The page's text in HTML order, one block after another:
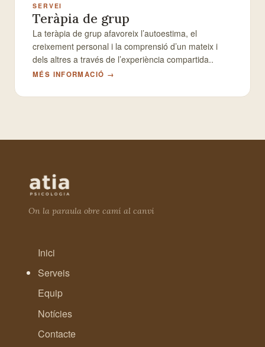
SERVEI
Teràpia de grup
La teràpia de grup afavoreix l’autoestima, el
creixement personal i la comprensió d’un mateix i
dels altres a través de l’experiència compartida..
MÉS INFORMACIÓ →
On la paraula obre camí al canvi
Inici
Serveis
Equip
Notícies
Contacte